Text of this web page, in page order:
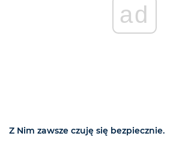
ad
Z Nim zawsze czuję się bezpiecznie.